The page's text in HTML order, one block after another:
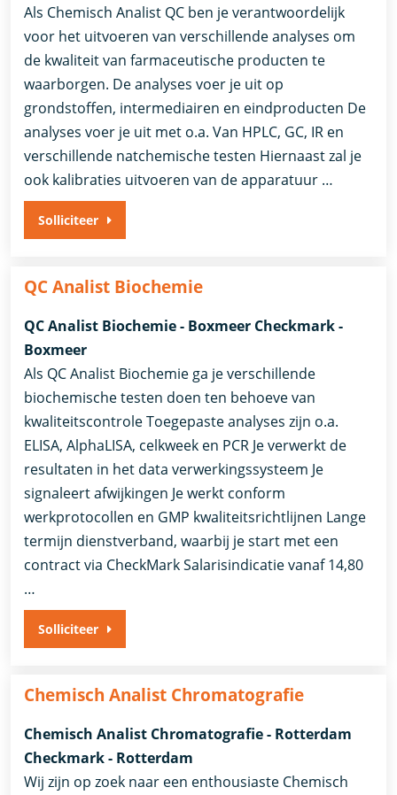
Als Chemisch Analist QC ben je verantwoordelijk
voor het uitvoeren van verschillende analyses om
de kwaliteit van farmaceutische producten te
waarborgen. De analyses voer je uit op
grondstoffen, intermediairen en eindproducten De
analyses voer je uit met o.a. Van HPLC, GC, IR en
verschillende natchemische testen Hiernaast zal je
ook kalibraties uitvoeren van de apparatuur …
Solliciteer
QC Analist Biochemie
QC Analist Biochemie - Boxmeer Checkmark -
Boxmeer
Als QC Analist Biochemie ga je verschillende
biochemische testen doen ten behoeve van
kwaliteitscontrole Toegepaste analyses zijn o.a.
ELISA, AlphaLISA, celkweek en PCR Je verwerkt de
resultaten in het data verwerkingssysteem Je
signaleert afwijkingen Je werkt conform
werkprotocollen en GMP kwaliteitsrichtlijnen Lange
termijn dienstverband, waarbij je start met een
contract via CheckMark Salarisindicatie vanaf 14,80
…
Solliciteer
Chemisch Analist Chromatografie
Chemisch Analist Chromatografie - Rotterdam
Checkmark - Rotterdam
Wij zijn op zoek naar een enthousiaste Chemisch